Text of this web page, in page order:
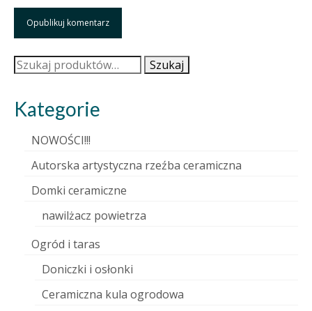
Szukaj: Szukaj
Kategorie
NOWOŚCI!!!
Autorska artystyczna rzeźba ceramiczna
Domki ceramiczne
nawilżacz powietrza
Ogród i taras
Doniczki i osłonki
Ceramiczna kula ogrodowa